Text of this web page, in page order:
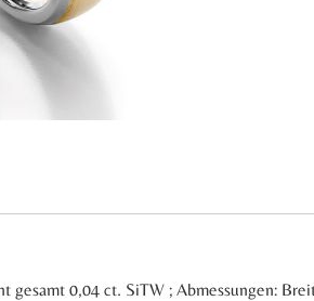
gesamt 0,04 ct. SiTW ; Abmessungen: